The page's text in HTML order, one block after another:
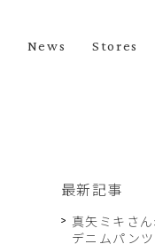
News Stores
最新記事
真矢ミキさ
デニムパンツ